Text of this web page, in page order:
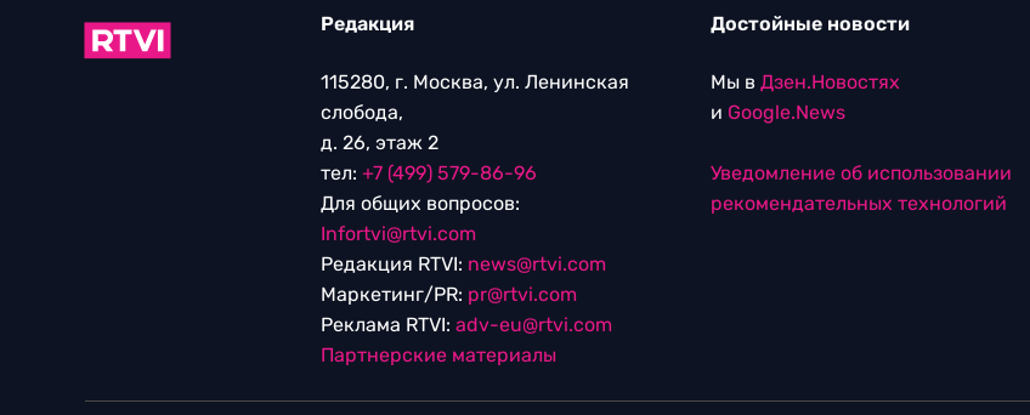
Редакция
115280, г. Москва, ул. Ленинская
слобода,
д. 26, этаж 2
тел: +7 (499) 579-86-96
Для общих вопросов:
Infortvi@rtvi.com
Редакция RTVI: news@rtvi.com
Маркетинг/PR: pr@rtvi.com
Реклама RTVI: adv-eu@rtvi.com
Партнерские материалы
Достойные новости
Мы в Дзен.Новостях
и Google.News
Уведомление об использовании
рекомендательных технологий